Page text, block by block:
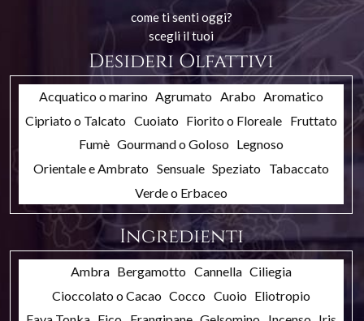
come ti senti oggi?
scegli il tuoi
Desideri Olfattivi
Acquatico o marino Agrumato Arabo Aromatico
Cipriato o Talcato Cuoiato Fiorito o Floreale Fruttato
Fumè Gourmand o Goloso Legnoso
Orientale e Ambrato Sensuale Speziato Tabaccato
Verde o Erbaceo
Ingredienti
Ambra Bergamotto Cannella Ciliegia
Cioccolato o Cacao Cocco Cuoio Eliotropio